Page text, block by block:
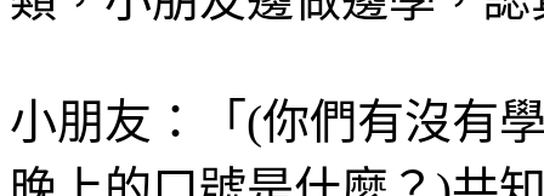
小朋友：「(你們有沒有